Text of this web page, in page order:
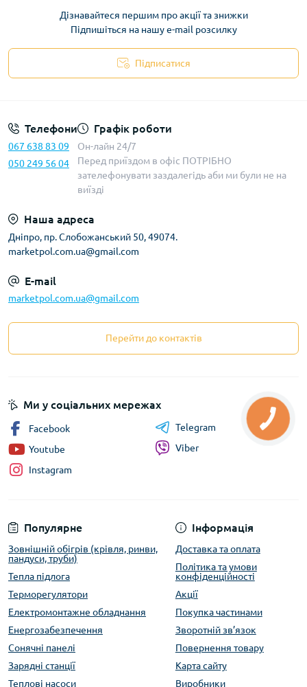
Дізнавайтеся першим про акції та знижки
Підпишіться на нашу e-mail розсилку
Підписатися
Телефони
067 638 83 09
050 249 56 04
Графік роботи
Он-лайн 24/7
Перед приїздом в офіс ПОТРІБНО
зателефонувати заздалегідь аби ми були не на
виїзді
Наша адреса
Дніпро, пр. Слобожанський 50, 49074.
marketpol.com.ua@gmail.com
E-mail
marketpol.com.ua@gmail.com
Перейти до контактів
Популярне
Зовнішній обігрів (крівля, ринви,
пандуси, труби)
Тепла підлога
Терморегулятори
Електромонтажне обладнання
Енергозабезпечення
Сонячні панелі
Зарядні станції
Теплові насоси
Інформація
Доставка та оплата
Політика та умови
конфіденційності
Акції
Покупка частинами
Зворотній зв’язок
Повернення товару
Карта сайту
Виробники
Ми у соціальних мережах
Facebook
Youtube
Instagram
Telegram
Viber